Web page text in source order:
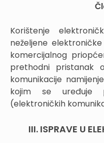
Korištenje
neželjene
komercijalnog
prethodni pristanak
komunikacije
kojim se uređuje
(elektroničkih
III. ISPRAVE U